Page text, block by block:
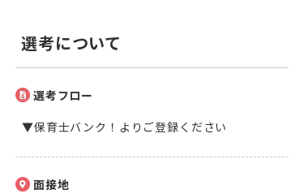
選考について
選考フロー
▼保育士バンク！よりご登録ください
面接地